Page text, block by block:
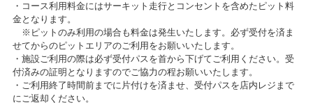
2018/12/10
サンシャインワーフ神戸店 グランドオープンのお知らせ
2018/12/05
ニコニコ感謝祭当選者様発表
2024/05/19(日)～2024/05/19(日)
カテゴリ：ラジコン
お客様感謝祭2024冬開催のお知らせ
2024/05/07(火)～2024/05/20(月)
カテゴリ：キャンペーン
・コース利用料金にはサーキット走行とコンセントを含めたピット料
金となります。
※ピットのみ利用の場合も料金は発生いたします。必ず受付を済ま
せてからのピットエリアのご利用をお願いいたします。
・施設ご利用の際は必ず受付パスを首から下げてご利用ください。受
付済みの証明となりますのでご協力の程お願いいたします。
・ご利用終了時間前までに片付けを済ませ、受付パスを店内レジまで
にご返却ください。